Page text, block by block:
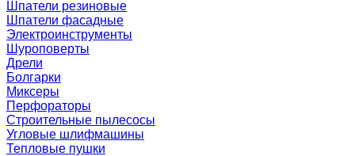
Шпатели резиновые
Шпатели фасадные
Электроинструменты
Шуроповерты
Дрели
Болгарки
Миксеры
Перфораторы
Строительные пылесосы
Угловые шлифмашины
Тепловые пушки